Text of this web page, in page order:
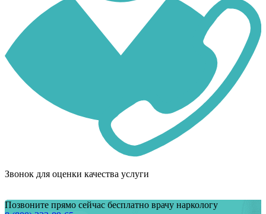
Звонок для оценки качества услуги
Позвоните прямо сейчас бесплатно врачу наркологу